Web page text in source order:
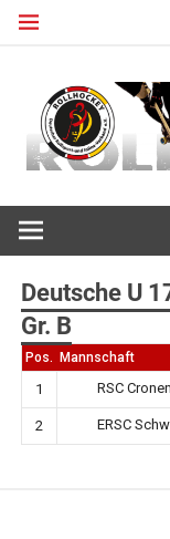
Zum
Deutsche U
Gr. B
Pos. Mannschaft
1 RSC
2 ERSC